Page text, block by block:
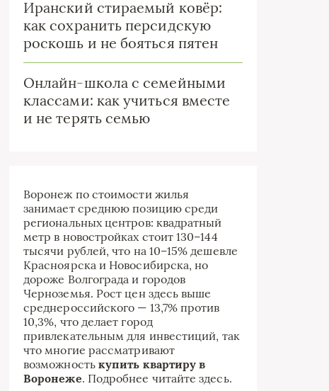
Иранский стираемый ковёр:
как сохранить персидскую
роскошь и не бояться пятен
Онлайн-школа с семейными
классами: как учиться вместе
и не терять семью
Воронеж по стоимости жилья
занимает среднюю позицию среди
региональных центров: квадратный
метр в новостройках стоит 130–144
тысячи рублей, что на 10–15% дешевле
Красноярска и Новосибирска, но
дороже Волгограда и городов
Черноземья. Рост цен здесь выше
среднероссийского — 13,7% против
10,3%, что делает город
привлекательным для инвестиций, так
что многие рассматривают
возможность купить квартиру в
Воронеже. Подробнее читайтездесь.